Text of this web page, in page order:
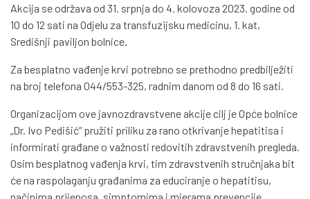
Akcija se održava od 31. srpnja do 4. kolovoza 2023. godine od
10 do 12 sati na Odjelu za transfuzijsku medicinu, 1. kat,
Središnji paviljon bolnice.
Za besplatno vađenje krvi potrebno se prethodno predbilježiti
na broj telefona 044/553-325, radnim danom od 8 do 16 sati.
Organizacijom ove javnozdravstvene akcije cilj je Opće bolnice
„Dr. Ivo Pedišić“ pružiti priliku za rano otkrivanje hepatitisa i
informirati građane o važnosti redovitih zdravstvenih pregleda.
Osim besplatnog vađenja krvi, tim zdravstvenih stručnjaka bit
će na raspolaganju građanima za educiranje o hepatitisu,
načinima prijenosa, simptomima i mjerama prevencije.